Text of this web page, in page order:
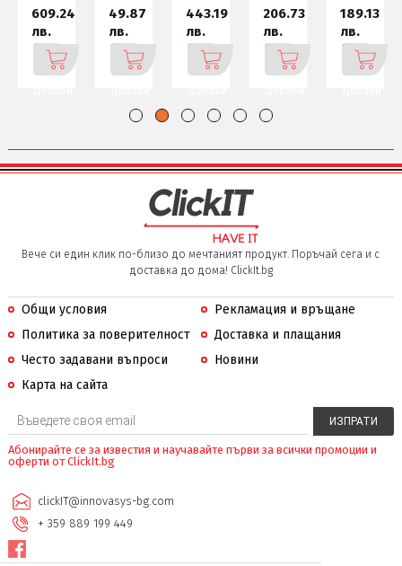
609.24
лв.
49.87
лв.
443.19
лв.
206.73
лв.
189.13
лв.
Вече си един клик по-близо до мечтаният продукт. Поръчай сега и с
доставка до дома! ClickIt.bg
Общи условия
Рекламация и връщане
Политика за поверителност
Доставка и плащания
Често задавани въпроси
Новини
Карта на сайта
Абонирайте се за известия и научавайте първи за всички промоции и
оферти от ClickIt.bg
clickIT@innovasys-bg.com
+ 359 889 199 449